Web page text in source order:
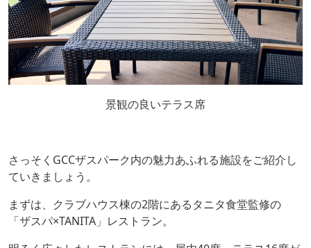
景観の良いテラス席
さっそくGCCザスパーク内の魅力あふれる施設をご紹介し
ていきましょう。
まずは、クラブハウス棟の2階にあるタニタ食堂監修の
「ザスパ×TANITA」レストラン。